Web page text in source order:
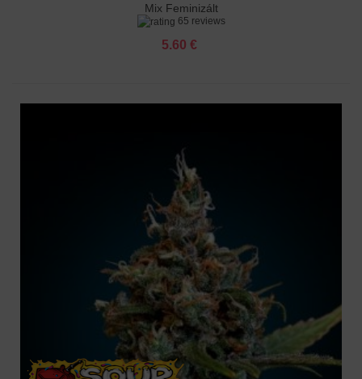
Mix Feminizált
65 reviews
5.60 €